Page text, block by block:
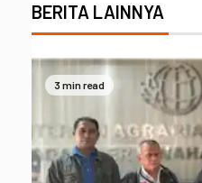
BERITA LAINNYA
3 min read